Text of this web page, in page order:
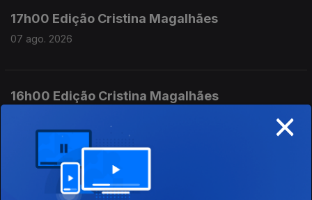
17h00 Edição Cristina Magalhães
07 ago. 2026
16h00 Edição Cristina Magalhães
15h00 Edição Susana Lemos
07 ago. 2026
×